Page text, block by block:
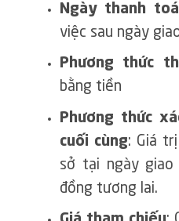
Ngày thanh
việc sau ngày
Phương thức
bằng tiền
Phương thức
cuối cùng: Giá
sở tại ngày giao
đồng tương lai.